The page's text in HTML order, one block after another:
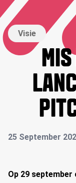
Visie
25 September
Op 29 september